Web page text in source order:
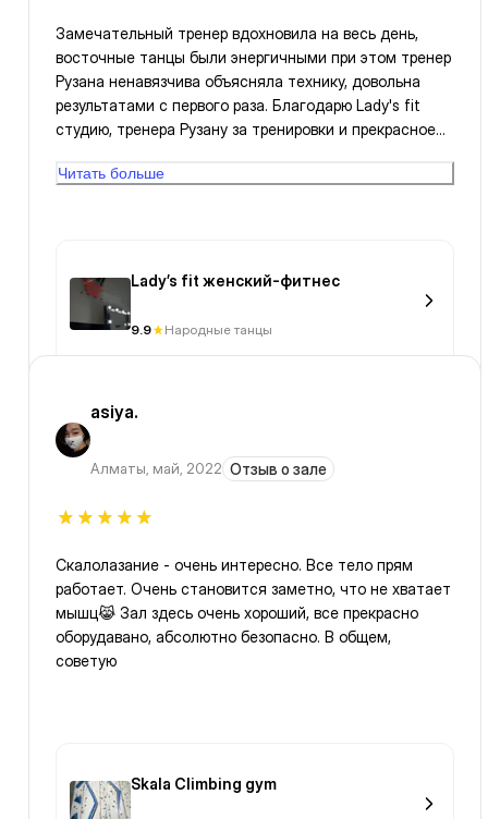
Замечательный тренер вдохновила на весь день,
восточные танцы были энергичными при этом тренер
Рузана ненавязчива объясняла технику, довольна
результатами с первого раза. Благодарю Lady's fit
студию, тренера Рузану за тренировки и прекрасное
Читать больше
Lady’s fit женский-фитнес
9.9 Народные танцы
asiya.
Алматы, май, 2022 Отзыв о зале
Скалолазание - очень интересно. Все тело прям
работает. Очень становится заметно, что не хватает
мышц😹 Зал здесь очень хороший, все прекрасно
оборудавано, абсолютно безопасно. В общем,
советую
Skala Climbing gym